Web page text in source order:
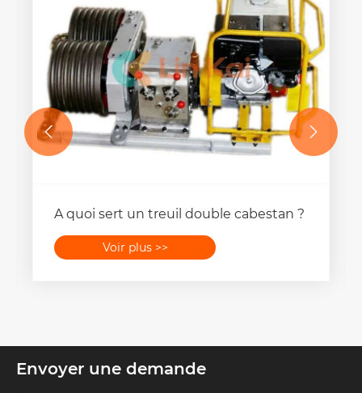
A quoi sert un treuil double cabestan ?
Voir plus >>
 
Envoyer une demande